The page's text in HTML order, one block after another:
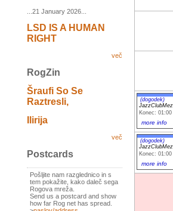
...21 January 2026...
LSD IS A HUMAN
RIGHT
več
RogZin
Šraufi So Se
Raztresli,
Ilirija
več
Postcards
Pošljite nam razglednico in s
tem pokažite, kako daleč sega
Rogova mreža.
Send us a postcard and show
how far Rog net has spread.
(dogodek)
Konec: 01:00
more info
(dogodek)
Konec: 01:00
more info